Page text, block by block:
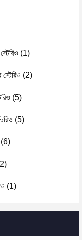
(1)
স্টেরিও (2)
(5)
(5)
(6)
(1)